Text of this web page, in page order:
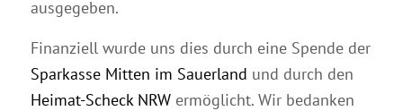
ausgegeben.
Finanziell wurde uns dies durch eine Spende der
Sparkasse Mitten im Sauerland und durch den
Heimat-Scheck NRWermöglicht. Wir bedanken